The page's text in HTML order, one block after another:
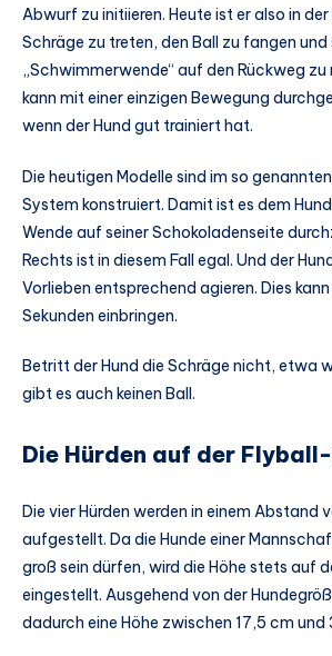
Abwurf zu initiieren. Heute ist er also in
Schräge zu treten, den Ball zu fangen
„Schwimmerwende“ auf den Rückweg zu
kann mit einer einzigen Bewegung
wenn der Hund gut trainiert hat.
Die heutigen Modelle sind im so
System konstruiert. Damit ist es dem
Wende auf seiner Schokoladenseite
Rechts ist in diesem Fall egal. Und der
Vorlieben entsprechend agieren. Dies
Sekunden einbringen.
Betritt der Hund die Schräge nicht, etwa
gibt es auch keinen Ball.
Die Hürden auf der
Die vier Hürden werden in einem Abstand
aufgestellt. Da die Hunde einer
groß sein dürfen, wird die Höhe stets auf
eingestellt. Ausgehend von der
dadurch eine Höhe zwischen 17,5 cm und